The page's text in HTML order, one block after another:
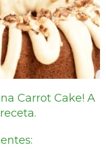
Carrot Cake! A